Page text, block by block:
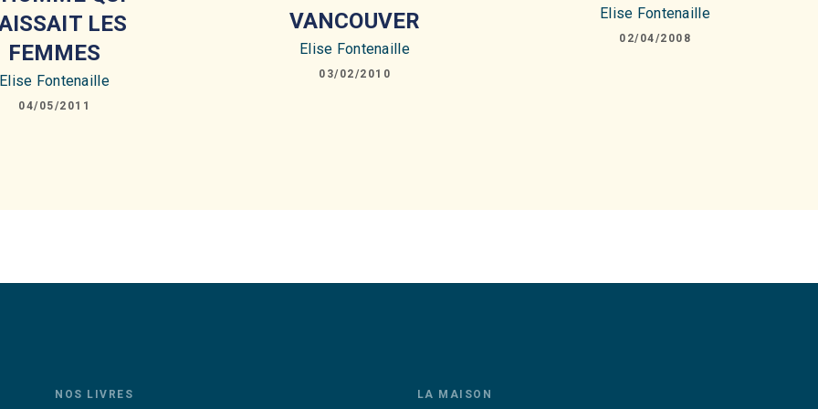
LES
FEMMES
Elise Fontenaille
04/05/2011
VANCOUVER
Elise Fontenaille
03/02/2010
Elise Fontenaille
02/04/2008
NOS LIVRES LA MAISON